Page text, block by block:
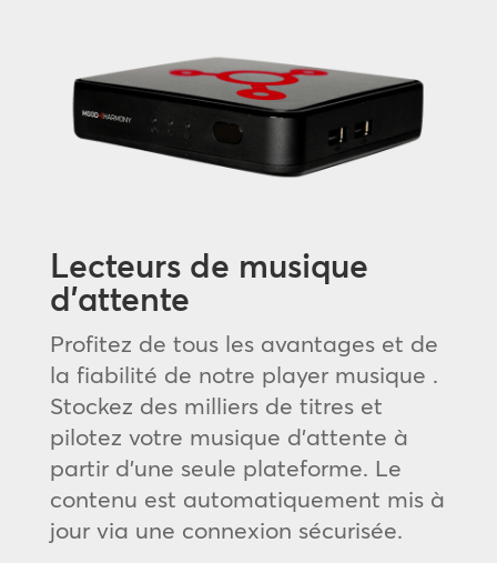
Lecteurs de musique
d’attente
Profitez de tous les avantages et de
la fiabilité de notre player musique .
Stockez des milliers de titres et
pilotez votre musique d’attente à
partir d’une seule plateforme. Le
contenu est automatiquement mis à
jour via une connexion sécurisée.